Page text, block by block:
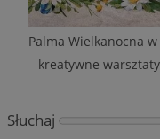
Palma Wielkanocna w
kreatywne
Słuchaj